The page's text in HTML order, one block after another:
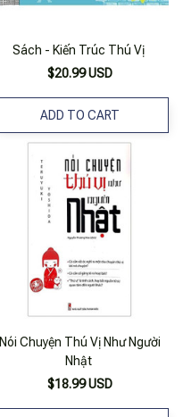
Sách - Kiến Trúc Thú Vị
$20.99 USD
ADD TO CART
Nói Chuyện Thú Vị Như Người
Nhật
$18.99 USD